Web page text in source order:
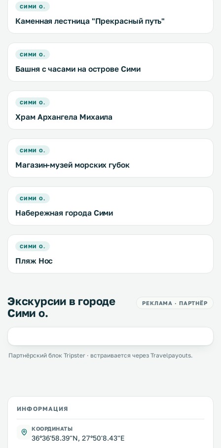
СИМИ О.
Каменная лестница "Прекрасный путь"
СИМИ О.
Башня с часами на острове Сими
СИМИ О.
Храм Архангела Михаила
СИМИ О.
Магазин-музей морских губок
СИМИ О.
Набережная города Сими
СИМИ О.
Пляж Нос
Экскурсии в городе
Сими о.
РЕКЛАМА · ПАРТНЁР
Партнёрский блок Tripster · встраивается через Travelpayouts.
ИНФОРМАЦИЯ
КООРДИНАТЫ
36°36'58.39''N, 27°50'8.43''E